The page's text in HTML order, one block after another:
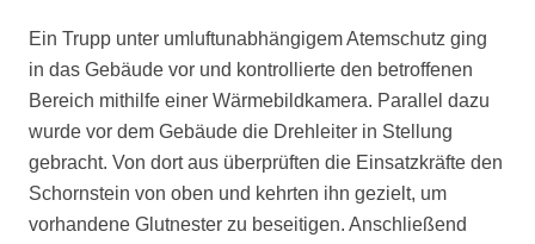
Ein Trupp unter umluftunabhängigem Atemschutz ging
in das Gebäude vor und kontrollierte den betroffenen
Bereich mithilfe einer Wärmebildkamera. Parallel dazu
wurde vor dem Gebäude die Drehleiter in Stellung
gebracht. Von dort aus überprüften die Einsatzkräfte den
Schornstein von oben und kehrten ihn gezielt, um
vorhandene Glutnester zu beseitigen. Anschließend